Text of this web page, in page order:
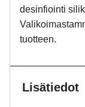
desinfiointi
tuotteen.
Lisätiedot